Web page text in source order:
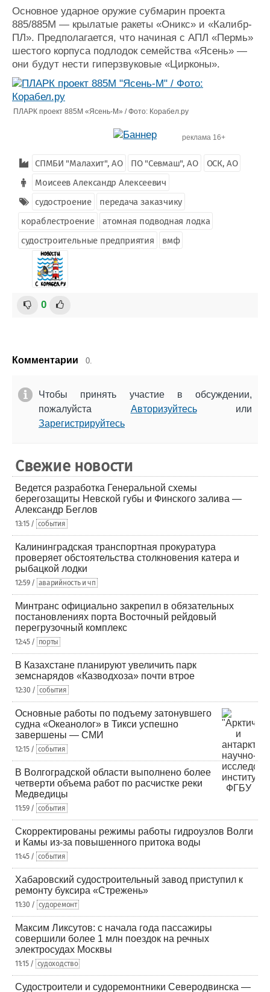
Основное ударное оружие субмарин проекта
885/885М — крылатые ракеты «Оникс» и «Калибр-
ПЛ». Предполагается, что начиная с АПЛ «Пермь»
шестого корпуса подлодок семейства «Ясень» —
они будут нести гиперзвуковые «Цирконы».
ПЛАРК проект 885М «Ясень-М» / Фото: Корабел.ру
реклама 16+
СПМБИ "Малахит", АО ПО "Севмаш", АО
ОСК, АО
Моисеев Александр Алексеевич
судостроение
передача заказчику
кораблестроение
атомная подводная лодка
судостроительные предприятия
вмф
0
Комментарии 0.
Чтобы принять участие в обсуждении,
пожалуйста Авторизуйтесьили
Зарегистрируйтесь
Свежие новости
Ведется разработка Генеральной схемы
берегозащиты Невской губы и Финского залива —
Александр Беглов
13:15 / события
Калининградская транспортная прокуратура
проверяет обстоятельства столкновения катера и
рыбацкой лодки
12:59 / аварийность и чп
Минтранс официально закрепил в обязательных
постановлениях порта Восточный рейдовый
перегрузочный комплекс
12:45 / порты
В Казахстане планируют увеличить парк
земснарядов «Казводхоза» почти втрое
12:30 / события
Основные работы по подъему затонувшего
судна «Океанолог» в Тикси успешно
завершены — СМИ
12:15 / события
В Волгоградской области выполнено более
четверти объема работ по расчистке реки
Медведицы
11:59 / события
Скорректированы режимы работы гидроузлов Волги
и Камы из-за повышенного притока воды
11:45 / события
Хабаровский судостроительный завод приступил к
ремонту буксира «Стрежень»
11:30 / судоремонт
Максим Ликсутов: с начала года пассажиры
совершили более 1 млн поездок на речных
электросудах Москвы
11:15 / судоходство
Судостроители и судоремонтники Северодвинска —